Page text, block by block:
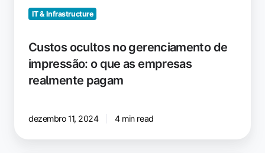
realmente
pagam
IT & Infrastructure
Custos ocultos no gerenciamento de
impressão: o que as empresas
realmente pagam
dezembro 11, 2024 4 min read